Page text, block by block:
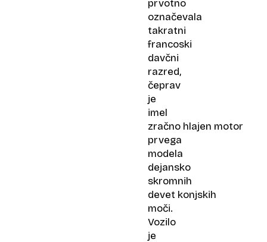
prvotno
označevala
takratni
francoski
davčni
razred,
čeprav
je
imel
zračno hlajen motor
prvega
modela
dejansko
skromnih
devet konjskih
moči.
Vozilo
je